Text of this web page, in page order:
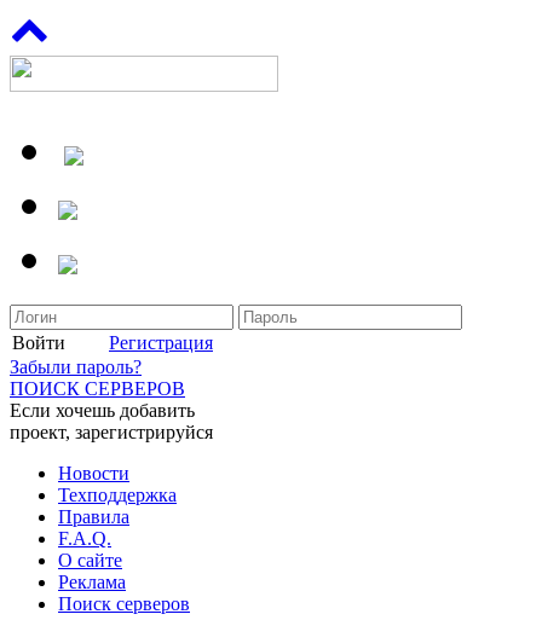
Войти
Регистрация
Забыли пароль?
ПОИСК СЕРВЕРОВ
Если хочешь добавить
проект, зарегистрируйся
Новости
Техподдержка
Правила
F.A.Q.
О сайте
Реклама
Поиск серверов